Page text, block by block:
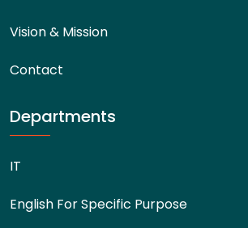
Vision & Mission
Contact
Departments
IT
English For Specific Purpose